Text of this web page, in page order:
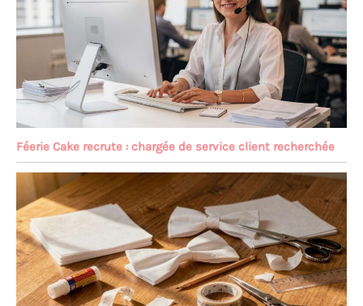
Féerie Cake recrute : chargée de service client recherchée